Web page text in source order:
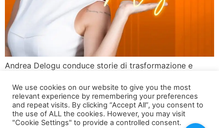
Andrea Delogu conduce storie di trasformazione e
Rai 2 ha lanciato “La Porta Magica”, il nuovo programma
condotto da Andrea Delogu. Ogni episodio racconta la
storia di persone comuni che decidono di cambiare una
parte della loro vita, mostrando come il coraggio e la
We use cookies on our website to give you the most
relevant experience by remembering your preferences
and repeat visits. By clicking “Accept All”, you consent to
the use of ALL the cookies. However, you may visit
"Cookie Settings" to provide a controlled consent.